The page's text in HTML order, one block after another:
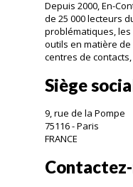
Depuis 2000, En-
de 25 000 lecteurs
problématiques, les
outils en matière de
centres de contacts,
Siège
9, rue de la Pompe
75116 - Paris
FRANCE